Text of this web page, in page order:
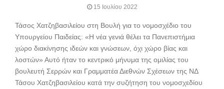
15 Ιουλίου 2022
Τάσος Χατζηβασιλείου στη Βουλή για το νομοσχέδιο του
Υπουργείου Παιδείας: «Η νέα γενιά θέλει τα Πανεπιστήμια
χώρο διακίνησης ιδεών και γνώσεων, όχι χώρο βίας και
λοστών» Αυτό ήταν το κεντρικό μήνυμα της ομιλίας του
βουλευτή Σερρών και Γραμματέα Διεθνών Σχέσεων της ΝΔ
Τάσου Χατζηβασιλείου κατά την συζήτηση του νομοσχεδίου